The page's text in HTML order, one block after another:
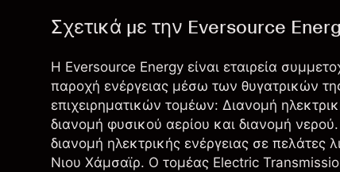
Σχετικά με την Eversource
Η Eversource Energy είναι εταιρεία
παροχή ενέργειας μέσω των θυγατρικών
επιχειρηματικών τομέων: Διανομή
διανομή φυσικού αερίου και διανομή
διανομή ηλεκτρικής ενέργειας σε πελάτες
Νιου Χάμσαϊρ. Ο τομέας Electric